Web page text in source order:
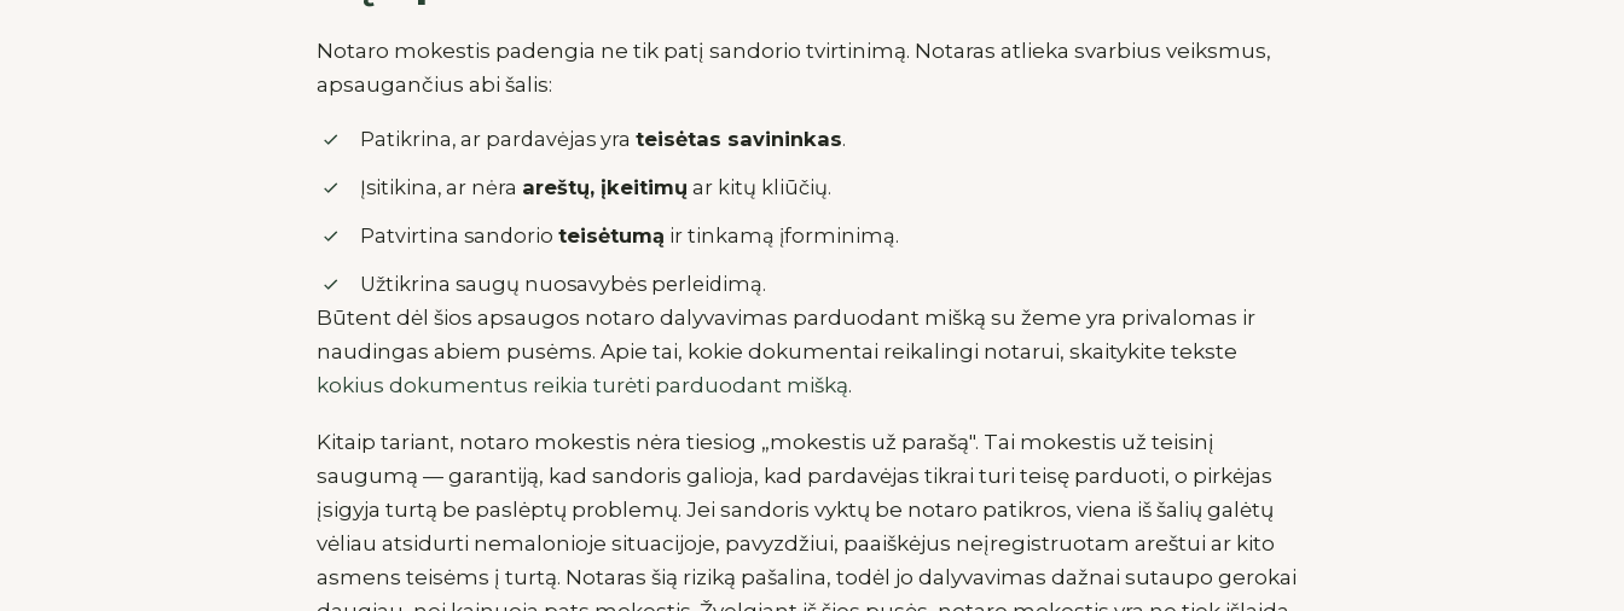
Notaro mokestis padengia ne tik patį sandorio tvirtinimą. Notaras atlieka svarbius veiksmus,
apsaugančius abi šalis:
Patikrina, ar pardavėjas yra teisėtas savininkas.
Įsitikina, ar nėra areštų, įkeitimų ar kitų kliūčių.
Patvirtina sandorio teisėtumą ir tinkamą įforminimą.
Užtikrina saugų nuosavybės perleidimą.
Būtent dėl šios apsaugos notaro dalyvavimas parduodant mišką su žeme yra privalomas ir
naudingas abiem pusėms. Apie tai, kokie dokumentai reikalingi notarui, skaitykite tekste
kokius dokumentus reikia turėti parduodant mišką.
Kitaip tariant, notaro mokestis nėra tiesiog „mokestis už parašą". Tai mokestis už teisinį
saugumą — garantiją, kad sandoris galioja, kad pardavėjas tikrai turi teisę parduoti, o pirkėjas
įsigyja turtą be paslėptų problemų. Jei sandoris vyktų be notaro patikros, viena iš šalių galėtų
vėliau atsidurti nemalonioje situacijoje, pavyzdžiui, paaiškėjus neįregistruotam areštui ar kito
asmens teisėms į turtą. Notaras šią riziką pašalina, todėl jo dalyvavimas dažnai sutaupo gerokai